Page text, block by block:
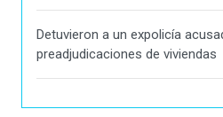
Detuvieron a un expolicía
preadjudicaciones de viviendas